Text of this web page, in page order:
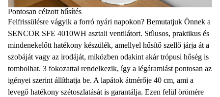
Pontosan célzott hűsítés
Felfrissülésre vágyik a forró nyári napokon? Bemutatjuk Önnek a
SENCOR SFE 4010WH asztali ventilátort. Stílusos, praktikus és
mindenekelőtt hatékony készülék, amellyel hűsítő szellő járja át a
szobáját vagy az irodáját, miközben odakint akár trópusi hőség is
tombolhat. 3 fokozattal rendelkezik, így a légáramlást pontosan az
igényei szerint állíthatja be. A lapátok átmérője 40 cm, ami a
levegő hatékony szétoszlatását is garantálja. Ezen felül örömére